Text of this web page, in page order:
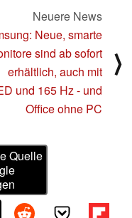
Neuere News
Neue, smarte
sind ab sofort
erhältlich, auch mit
und 165 Hz - und
Office ohne PC
⟩
Quelle